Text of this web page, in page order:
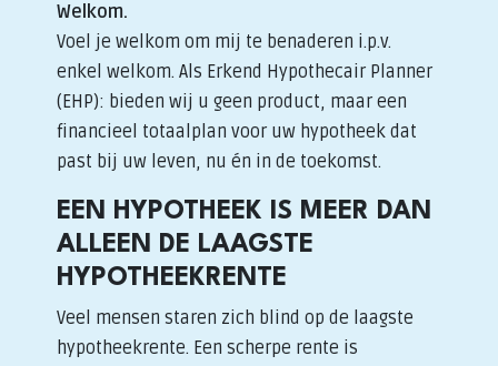
Welkom.
Voel je welkom om mij te benaderen i.p.v.
enkel welkom. Als Erkend Hypothecair Planner
(EHP): bieden wij u geen product, maar een
financieel totaalplan voor uw hypotheek dat
past bij uw leven, nu én in de toekomst.
EEN HYPOTHEEK IS MEER DAN
ALLEEN DE LAAGSTE
HYPOTHEEKRENTE
Veel mensen staren zich blind op de laagste
hypotheekrente. Een scherpe rente is